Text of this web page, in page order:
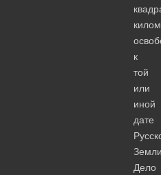
к
той
или
иной
дате
Дело